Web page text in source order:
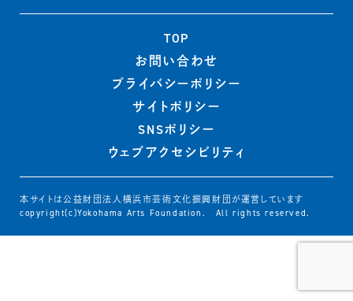
TOP
お問い合わせ
プライバシーポリシー
サイトポリシー
SNSポリシー
ウェブアクセシビリティ
本サイトは公益財団法人横浜市芸術文化振興財団が運営しています
copyright(c)Yokohama Arts Foundation. All rights reserved.